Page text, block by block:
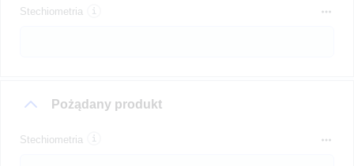
Stechiometria
Pożądany produkt
Stechiometria